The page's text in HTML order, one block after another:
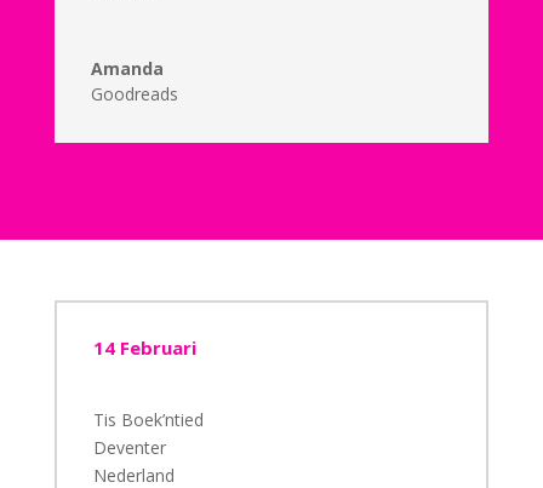
Amanda
Goodreads
14 Februari
Tis Boek’ntied
Deventer
Nederland